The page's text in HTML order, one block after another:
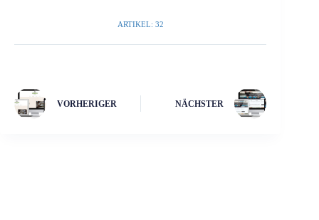
ARTIKEL: 32
VORHERIGER NÄCHSTER